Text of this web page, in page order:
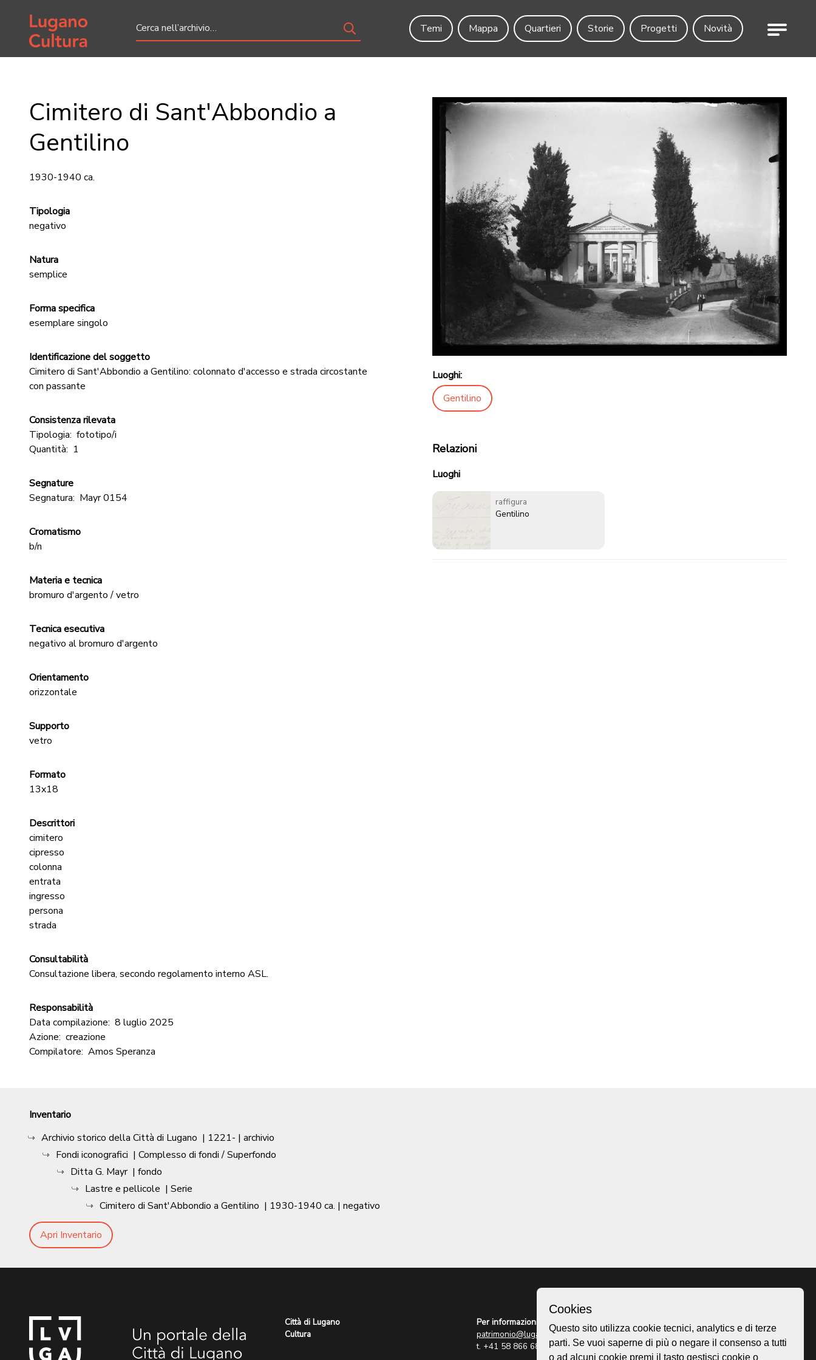
Home page
Temi
Mappa Quartieri Storie Progetti Novità Menu
Cimitero di Sant'Abbondio a
Gentilino
1930-1940 ca.
Tipologia
negativo
Natura
semplice
Forma specifica
esemplare singolo
Identificazione del soggetto
Cimitero di Sant'Abbondio a Gentilino: colonnato d'accesso e strada circostante
con passante
Consistenza rilevata
Tipologia: fototipo/i
Quantità: 1
Segnature
Segnatura: Mayr 0154
Cromatismo
b/n
Materia e tecnica
bromuro d'argento / vetro
Tecnica esecutiva
negativo al bromuro d'argento
Orientamento
orizzontale
Supporto
vetro
Formato
13x18
Descrittori
cimitero
cipresso
colonna
entrata
ingresso
persona
strada
Consultabilità
Consultazione libera, secondo regolamento interno ASL.
Responsabilità
Data compilazione: 8 luglio 2025
Azione: creazione
Compilatore: Amos Speranza
Luoghi:
Gentilino
Relazioni
Luoghi
raffigura
Gentilino
Inventario
Archivio storico della Città di Lugano | 1221- | archivio
Fondi iconografici | Complesso di fondi / Superfondo
Ditta G. Mayr | fondo
Lastre e pellicole | Serie
Cimitero di Sant'Abbondio a Gentilino | 1930-1940 ca. | negativo
Apri Inventario
Città di Lugano
Cultura
Per informazioni:
patrimonio@lugano.ch
t. +41 58 866 68 50
Homepage
Mappa
Cookies
Questo sito utilizza cookie tecnici, analytics e di terze
parti. Se vuoi saperne di più o negare il consenso a tutti
o ad alcuni cookie premi il tasto gestisci cookie o